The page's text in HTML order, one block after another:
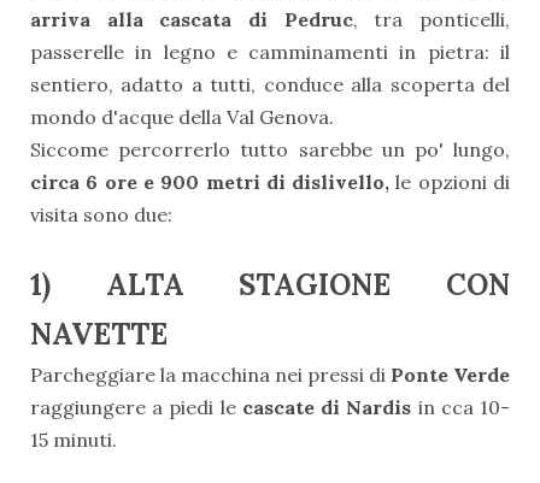
arriva alla cascata di Pedruc, tra ponticelli,
passerelle in legno e camminamenti in pietra: il
sentiero, adatto a tutti, conduce alla scoperta del
mondo d'acque della Val Genova.
Siccome percorrerlo tutto sarebbe un po' lungo,
circa 6 ore e 900 metri di dislivello,le opzioni di
visita sono due:
1) ALTA STAGIONE CON
NAVETTE
Parcheggiare la macchina nei pressi di Ponte Verde
raggiungere a piedi le cascate di Nardis in cca 10-
15 minuti.